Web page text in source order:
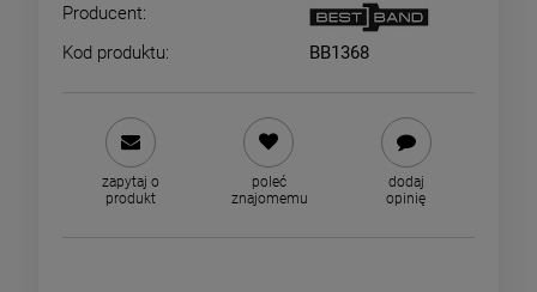
Producent:
Kod produktu:
BB1368
zapytaj o
produkt
poleć
znajomemu
dodaj
opinię